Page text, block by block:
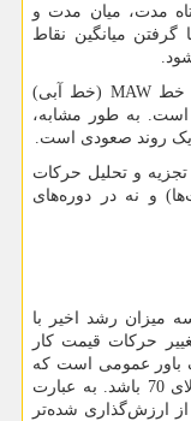
مدت، میان مدت و
میانگین نقاط
خطMAW (خط آبی)
است. به طور مشابه،
یک روند صعودی است.
تجزیه و تحلیل حرکات
و نه در دوره‌های
رشد اخیر با
حرکات قیمت کار
برای خرید باید زیر 30 و برای فروش بالای 70 باشد. به عبارت
از ارزش‌گذاری شده‌تر